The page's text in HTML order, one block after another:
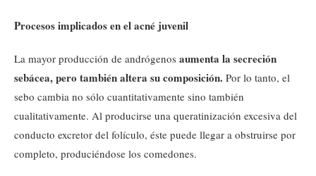
Procesos implicados en el acné juvenil
La mayor producción de andrógenos aumenta la secreción
sebácea, pero también altera su composición. Por lo tanto, el
sebo cambia no sólo cuantitativamente sino también
cualitativamente. Al producirse una queratinización excesiva del
conducto excretor del folículo, éste puede llegar a obstruirse por
completo, produciéndose los comedones.